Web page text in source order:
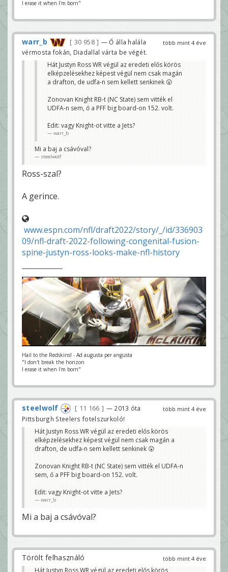
I erase it when I'm born"
több mint 4 éve
warr_b 30 958
— Ő álla halála
vérmosta fokán, Diadallal várta be végét.
Hát Justyn Ross WR végül az eredeti elős körös
elképzelésekhez képest végül nem csak magán
a drafton, de udfa-n sem kellett senkinek 😮
Zonovan Knight RB-t (NC State) sem vitték el
UDFA-n sem, ő a PFF big board-on 152. volt.
Edit: vagy Knight-ot vitte a Jets?
warr_b
Mi a baj a csávóval?
steelwolf
Ross-szal?
A gerince.
www.espn.com/nfl/draft2022/story/_/id/336903
09/nfl-draft-2022-following-congenital-fusion-
spine-justyn-ross-looks-make-nfl-history
Hail to the Redskins! - Ad augusta per angusta
"I don't break the horizon
I erase it when I'm born"
több mint 4 éve
steelwolf 11 166
— 2013 óta
Pittsburgh Steelers fotelszurkoló!
Hát Justyn Ross WR végül az eredeti elős körös
elképzelésekhez képest végül nem csak magán a
drafton, de udfa-n sem kellett senkinek 😮
Zonovan Knight RB-t (NC State) sem vitték el UDFA-n
sem, ő a PFF big board-on 152. volt.
Edit: vagy Knight-ot vitte a Jets?
warr_b
Mi a baj a csávóval?
több mint 4 éve
Törölt felhasználó